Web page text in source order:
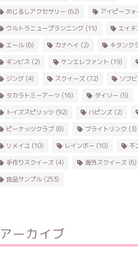
めじるしアクセサリー(62) アイピーフォ
ウルトラニュープランニング(15) エイ
エール(6) カナヘイ (2) キタンク
ギンビス (2) ケンエレファント(19)
ジング(4) スクイーズ(72) ソフビ
タカラトミーアーツ (16) ダイソー(5)
トイズスピリッツ (92) ハピンズ(2)
ピーナッツクラブ(6) ブライトリンク (3)
リメイユ(10) レインボー(10) 不
手作りスクイーズ(4) 海外スクイーズ(6)
食品サンプル(253)
アーカイブ